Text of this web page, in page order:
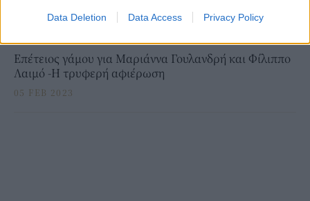
Data Deletion Data Access Privacy Policy
Επέτειος γάμου για Μαριάννα Γουλανδρή και Φίλιππο
Λαιμό -H τρυφερή αφιέρωση
05 FEB 2023